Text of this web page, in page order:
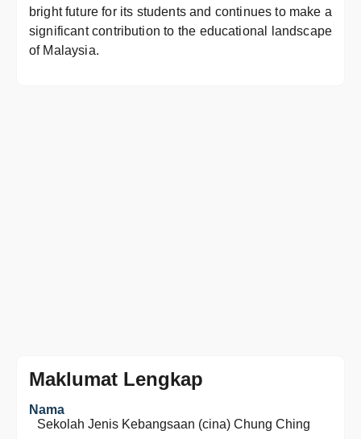
bright future for its students and continues to make a
significant contribution to the educational landscape
of Malaysia.
Maklumat Lengkap
Nama
Sekolah Jenis Kebangsaan (cina) Chung Ching